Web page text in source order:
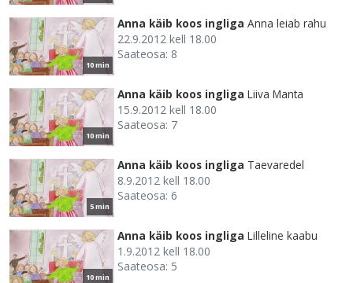
10 min
Anna käib koos ingliga Anna leiab rahu
22.9.2012 kell 18.00
Saateosa: 8
10 min
Anna käib koos ingliga Liiva Manta
15.9.2012 kell 18.00
Saateosa: 7
5 min
Anna käib koos ingliga Taevaredel
8.9.2012 kell 18.00
Saateosa: 6
10 min
Anna käib koos ingliga Lilleline kaabu
1.9.2012 kell 18.00
Saateosa: 5